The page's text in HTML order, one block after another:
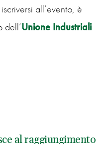
all’evento, è
dell’Unione Industriali
al raggiungimento